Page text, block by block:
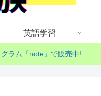
英語学習
ラム「note」で販売中!